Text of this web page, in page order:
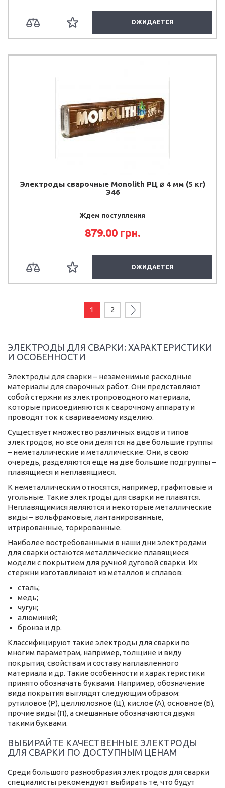
ОЖИДАЕТСЯ
Электроды сварочные Monolith РЦ ⌀ 4 мм (5 кг)
Э46
Ждем поступления
879.00 грн.
ОЖИДАЕТСЯ
1 2
ЭЛЕКТРОДЫ ДЛЯ СВАРКИ: ХАРАКТЕРИСТИКИ
И ОСОБЕННОСТИ
Электроды для сварки – незаменимые расходные
материалы для сварочных работ. Они представляют
собой стержни из электропроводного материала,
которые присоединяются к сварочному аппарату и
проводят ток к свариваемому изделию.
Существует множество различных видов и типов
электродов, но все они делятся на две большие группы
– неметаллические и металлические. Они, в свою
очередь, разделяются еще на две большие подгруппы –
плавящиеся и неплавящиеся.
К неметаллическим относятся, например, графитовые и
угольные. Такие электроды для сварки не плавятся.
Неплавящимися являются и некоторые металлические
виды – вольфрамовые, лантанированные,
итрированные, торированные.
Наиболее востребованными в наши дни электродами
для сварки остаются металлические плавящиеся
модели с покрытием для ручной дуговой сварки. Их
стержни изготавливают из металлов и сплавов:
сталь;
медь;
чугун;
алюминий;
бронза и др.
Классифицируют такие электроды для сварки по
многим параметрам, например, толщине и виду
покрытия, свойствам и составу наплавленного
материала и др. Такие особенности и характеристики
принято обозначать буквами. Например, обозначение
вида покрытия выглядят следующим образом:
рутиловое (Р), целлюлозное (Ц), кислое (А), основное (Б),
прочие виды (П), а смешанные обозначаются двумя
такими буквами.
ВЫБИРАЙТЕ КАЧЕСТВЕННЫЕ ЭЛЕКТРОДЫ
ДЛЯ СВАРКИ ПО ДОСТУПНЫМ ЦЕНАМ
Среди большого разнообразия электродов для сварки
специалисты рекомендуют выбирать те, что будут